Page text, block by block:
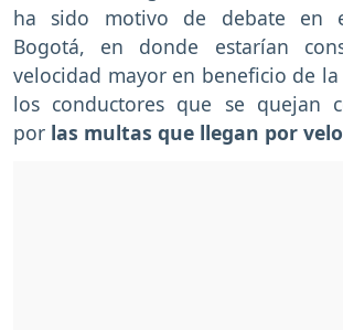
ha sido motivo de debate en
Bogotá, en donde estarían
velocidad mayor en beneficio de
los conductores que se quejan
por las multas que llegan por